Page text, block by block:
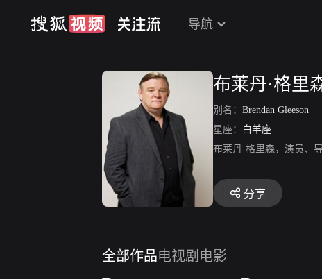
导航
布莱丹·格里
别名： Brendan Gleeson
星座：
白羊座
布莱丹·格里森，演员、
分享
全部作品电视剧 电影